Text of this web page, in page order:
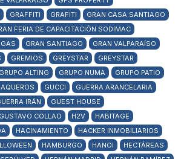
GRAFFITI GRAFITI
GRAN CASA SANTIAGO
FERIA DE CAPACITACIÓN SODIMAC
GRAN SANTIAGO
GRAN VALPARAÍSO
GREMIOS GREYSTAR
GREYSTAR
GRUPO ALTING GRUPO NUMA
GRUPO PATIO
GUCCI
GUERRA ARANCELARIA
IRÁN
GUEST HOUSE
GUSTAVO COLLAO H2V
HABITAGE
HACINAMIENTO
HACKER INMOBILIARIOS
HAMBURGO HANOI
HECTÁREAS